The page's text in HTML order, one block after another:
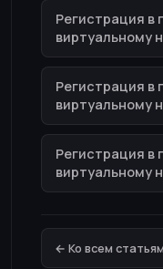
Регистрация в
виртуальному
Регистрация в
виртуальному
Регистрация в
виртуальному
← Ко всем статьям